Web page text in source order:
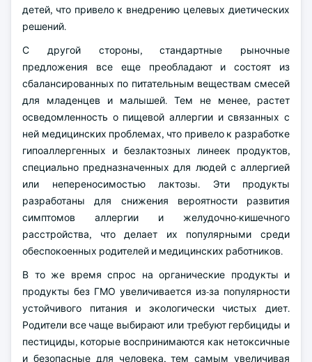
детей, что привело к внедрению целевых диетических
решений.
С другой стороны, стандартные рыночные
предложения все еще преобладают и состоят из
сбалансированных по питательным веществам смесей
для младенцев и малышей. Тем не менее, растет
осведомленность о пищевой аллергии и связанных с
ней медицинских проблемах, что привело к разработке
гипоаллергенных и безлактозных линеек продуктов,
специально предназначенных для людей с аллергией
или непереносимостью лактозы. Эти продукты
разработаны для снижения вероятности развития
симптомов аллергии и желудочно-кишечного
расстройства, что делает их популярными среди
обеспокоенных родителей и медицинских работников.
В то же время спрос на органические продукты и
продукты без ГМО увеличивается из-за популярности
устойчивого питания и экологически чистых диет.
Родители все чаще выбирают или требуют гербициды и
пестициды, которые воспринимаются как нетоксичные
и безопасные для человека, тем самым увеличивая